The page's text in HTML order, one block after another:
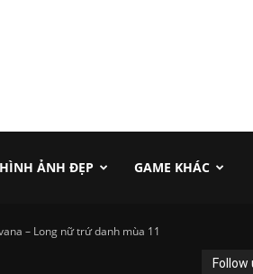
HÌNH ẢNH ĐẸP GAME KHÁC
– Long nữ trứ danh mùa 11
Follow